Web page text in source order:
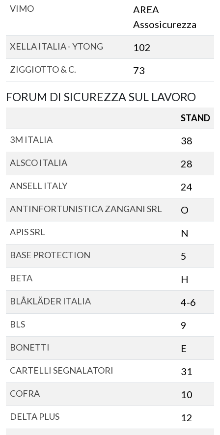
VIMO
AREA
Assosicurezza
XELLA ITALIA - YTONG 102
ZIGGIOTTO & C. 73
FORUM DI SICUREZZA SUL LAVORO
STAND
3M ITALIA
38
ALSCO ITALIA 28
ANSELL ITALY 24
ANTINFORTUNISTICA ZANGANI SRL O
APIS SRL N
BASE PROTECTION 5
BETA H
BLÅKLÄDER ITALIA 4-6
BLS 9
BONETTI E
CARTELLI SEGNALATORI 31
COFRA 10
DELTA PLUS 12